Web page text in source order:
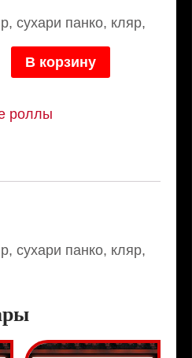
сухари панко, кляр,
В корзину
роллы
сухари панко, кляр,